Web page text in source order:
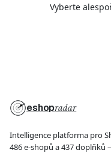
Vyberte
eshopradar
Intelligence platforma pro
486 e-shopů a 437 doplňků